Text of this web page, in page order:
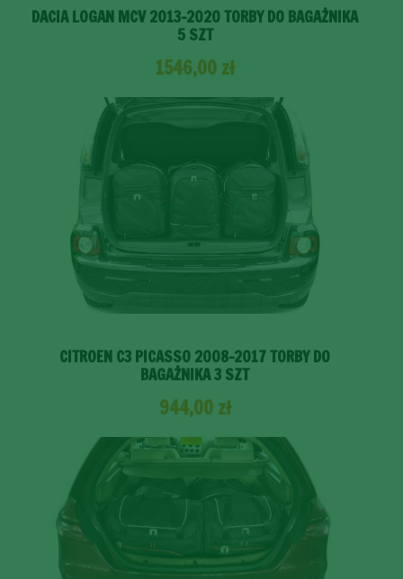
DACIA LOGAN MCV 2013-2020 TORBY DO BAGAŻNIKA
5 SZT
1546,00 zł
CITROEN C3 PICASSO 2008-2017 TORBY DO
BAGAŻNIKA 3 SZT
944,00 zł